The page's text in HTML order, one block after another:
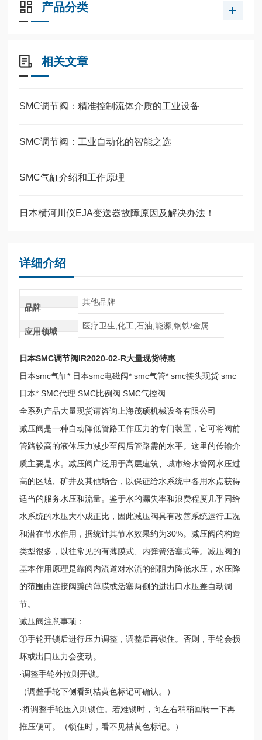
产品分类
相关文章
SMC调节阀：精准控制流体介质的工业设备
SMC调节阀：工业自动化的智能之选
SMC气缸介绍和工作原理
日本横河川仪EJA变送器故障原因及解决办法！
详细介绍
品牌
其他品牌
应用领域
医疗卫生,化工,石油,能源,钢铁/金属
日本SMC调节阀IR2020-02-R大量现货特惠
日本smc气缸* 日本smc电磁阀* smc气管* smc接头现货 smc
日本* SMC代理 SMC比例阀 SMC气控阀
全系列产品大量现货请咨询上海茂硕机械设备有限公司
减压阀是一种自动降低管路工作压力的专门装置，它可将阀前
管路较高的液体压力减少至阀后管路需的水平。这里的传输介
质主要是水。减压阀广泛用于高层建筑、城市给水管网水压过
高的区域、矿井及其他场合，以保证给水系统中各用水点获得
适当的服务水压和流量。鉴于水的漏失率和浪费程度几乎同给
水系统的水压大小成正比，因此减压阀具有改善系统运行工况
和潜在节水作用，据统计其节水效果约为30%。减压阀的构造
类型很多，以往常见的有薄膜式、内弹簧活塞式等。减压阀的
基本作用原理是靠阀内流道对水流的部阻力降低水压，水压降
的范围由连接阀瓣的薄膜或活塞两侧的进出口水压差自动调
节。
减压阀注意事项：
①手轮开锁后进行压力调整，调整后再锁住。否则，手轮会损
坏或出口压力会变动。
·调整手轮外拉则开锁。
（调整手轮下侧看到桔黄色标记可确认。）
·将调整手轮压入则锁住。若难锁时，向左右稍稍回转一下再
推压便可。（锁住时，看不见桔黄色标记。）